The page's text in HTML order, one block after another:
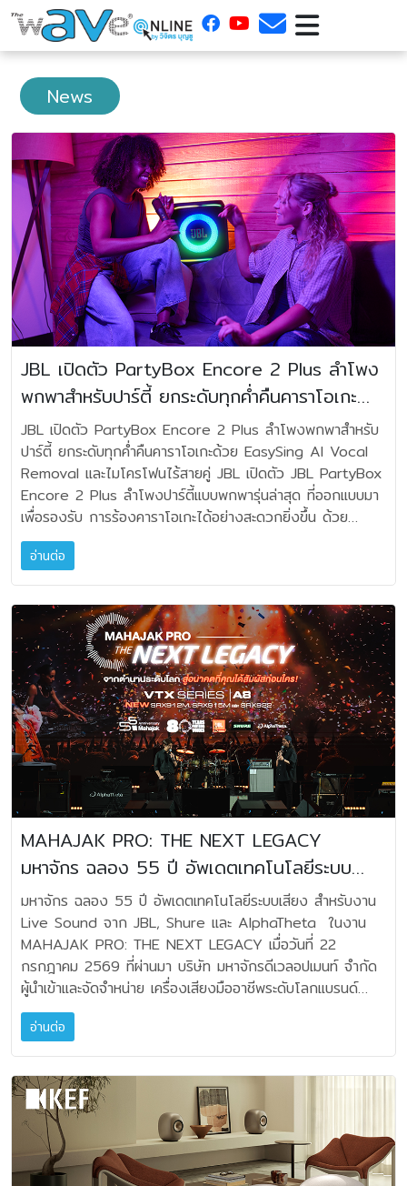
News
JBL เปิดตัว PartyBox Encore 2 Plus ลำโพง
พกพาสำหรับปาร์ตี้ ยกระดับทุกค่ำคืนคาราโอเกะ
ด้วย EasySing AI Vocal Removal และ
ไมโครโฟนไร้สายคู่
JBL เปิดตัว PartyBox Encore 2 Plus ลำโพงพกพาสำหรับ
ปาร์ตี้ ยกระดับทุกค่ำคืนคาราโอเกะด้วย EasySing AI Vocal
Removal และไมโครโฟนไร้สายคู่ JBL เปิดตัว JBL PartyBox
Encore 2 Plus ลำโพงปาร์ตี้แบบพกพารุ่นล่าสุด ที่ออกแบบมา
เพื่อรองรับ การร้องคาราโอเกะได้อย่างสะดวกยิ่งขึ้น ด้วย
เทคโนโลยี EasySing AI Vocal Removal ที่ช่วยลดระดับ
เสียง ร้องนำจากเพลงต้นฉบับแบบเรียลไทม์ พร้อมไมโครโฟน
ดิจิทัลไร้สาย 2 ตัว ให้ผู้ใช้งานสามารถเลือกเพลง และเริ่มร้องได้
ทันที โดยไม่ต้องเตรียมแทร็กคาราโอเกะล่วงหน้า เหมาะสำหรับ
การใช้งานในหลากหลายโอกาส อาทิ การสังสรรค์ภายในบ้าน
งานรวมญาติ กิจกรรมริมสระ หรือการรวมตัวกับเพื่อน โดยตัว
เครื่องมาพร้อมพลังเสียงจากเทคโนโลยี JBL Pro Sound ระบบ
AI Sound Boost ไฟเอฟเฟกต์ ที่ทำงานสอดคล้องกับจังหวะ
เพลง แบตเตอรี่ที่รองรับการใช้งานต่อเนื่องสูงสุด 15 ชั่วโมง
และด้ามจับที่ออกแบบมา เพื่อความสะดวกในการเคลื่อนย้าย
ร้องคาราโอเกะได้ง่ายๆ ด้วยฟีเจอร์อัจฉริยะจาก EasySing
ไฮไลต์สำคัญของ JBL PartyBox Encore 2 Plus คือ
เทคโนโลยี EasySing AI Vocal Removal ที่ช่วยลดระดับ
เสียงร้องนำจากเพลงแบบเรียลไทม์ โดยยังคงเสียงร้องประสาน
ไว้ครบ ผู้ใช้สามารถเลือกระดับการลดเสียงร้องได้ 3 ระดับ คือ
25%, 50% หรือ 100% เพื่อให้เหมาะกับสไตล์การร้องในแต่ละ
เพลง ไม่ว่าจะร้องคลอตามต้นฉบับ ร้องคู่กับเพื่อน หรือรับบทนัก
ร้องนำเต็มตัว โดยไม่จำเป็นต้องเตรียมแทร็กคาราโอเกะเฉพาะแต่
อย่างใด ระบบยังมาพร้อม High-Pitch Enhancement ที่ช่วย
เสริมความชัดเจนของเสียงร้องในย่านสูง Natural Reverb ที่
เพิ่มมิติและความนุ่มนวลให้เสียงร้อง และ Feedback
Suppression ที่ช่วยลดเสียงหอนจากไมโครโฟน เมื่อรวมเข้ากับ
ไมโครโฟนดิจิทัลไร้สาย 2 ตัว จึงพร้อมรองรับทั้งการร้องเดี่ยว
ร้องคู่ หรือผลัดกันขึ้นไมค์กับเพื่อน ได้อย่างต่อเนื่อง โดย
สามารถควบคุมการตั้งค่าทั้งหมดได้จากตัวลำโพงหรือผ่านแอป
JBL One หมายเหตุ: ฟังก์ชัน AI Vocal Removal มีไว้สำหรับ
การใช้งานส่วนบุคคล ผู้ใช้มีหน้าที่ปฏิบัติตามกฎหมายลิขสิทธิ์ และ
เงื่อนไขของเพลงที่บันทึกไว้ เพลงที่ได้รับอนุญาต และบริการ
สตรีมมิ่งที่นำมาใช้งาน เสียงหนักแน่น ทรงพลัง ด้วย JBL
Pro Sound JBL PartyBox Encore 2 Plus มอบพลังเสียง
อ่านต่อ
MAHAJAK PRO: THE NEXT LEGACY
มหาจักร ฉลอง 55 ปี อัพเดตเทคโนโลยีระบบ
เสียง
มหาจักร ฉลอง 55 ปี อัพเดตเทคโนโลยีระบบเสียง สำหรับงาน
Live Sound จาก JBL, Shure และ AlphaTheta ในงาน
MAHAJAK PRO: THE NEXT LEGACY เมื่อวันที่ 22
กรกฎาคม 2569 ที่ผ่านมา บริษัท มหาจักรดีเวลอปเมนท์ จำกัด
ผู้นำเข้าและจัดจำหน่าย เครื่องเสียงมืออาชีพระดับโลกแบรนด์
JBL, Shure และ AlphaTheta จัดงาน "MAHAJAK PRO:
THE NEXT LEGACY" นวัตกรรมระบบเสียงระดับโปรที่สาย
Sound งาน Event และ Sound Engineer มารวมตัวกันมาก
ที่สุดแห่งปี ในโอกาสครบรอบ 55 ปีของมหาจักร ควบคู่กับการ
ฉลอง 80 ปีของ JBL แบรนด์เครื่องเสียงระดับโลก โดยมีผู้เข้า
ร่วมงานกว่า 300 ท่านจากทั่วแวดวง Live Sound ทั้งผู้
ประกอบการธุรกิจให้เช่าเครื่องเสียง, Sound Engineer มือ
อาชีพ, นักศึกษาและอาจารย์จากสถาบันดนตรี รวมถึงผู้เกี่ยวข้อง
อ่านต่อ